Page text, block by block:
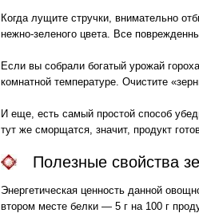
Когда лущите стручки, внимательно
нежно-зеленого цвета. Все
Если вы собрали богатый урожай
комнатной температуре. Очистите
И еще, есть самый простой способ
тут же сморщатся, значит, продукт
Полезные свойства
Энергетическая ценность данной
втором месте белки — 5 г на 100 г